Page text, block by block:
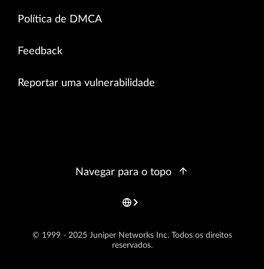
Política de DMCA
Feedback
Reportar uma vulnerabilidade
© 1999 - 2025 Juniper Networks Inc. Todos os direitos
reservados.
Navegar para o topo